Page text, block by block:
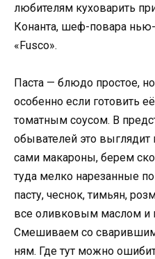
любителям куховарить
Конанта, шеф-повара нью-
«Fusco».
Паста — блюдо простое,
особенно если готовить
томатным соусом. В
обывателей это выглядит
сами макароны, берем
туда мелко нарезанные
пасту, чеснок, тимьян,
все оливковым маслом и
Смешиваем со
ням. Где тут можно